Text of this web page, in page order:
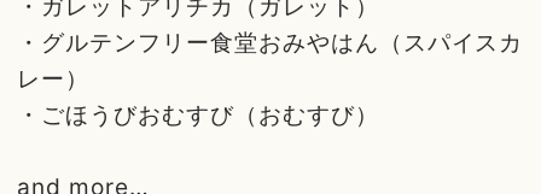
・グルテンフリー食堂おみやはん（スパイスカ
レー）
・ごほうびおむすび（おむすび）
and more…